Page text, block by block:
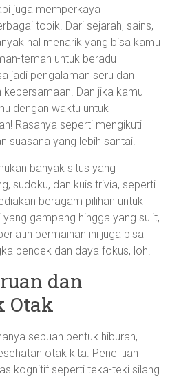
juga memperkaya
topik. Dari sejarah, sains,
hal menarik yang bisa kamu
teman untuk beradu
jadi pengalaman seru dan
Dan jika kamu
dengan waktu untuk
Rasanya seperti mengikuti
suasana yang lebih santai.
banyak situs yang
sudoku, dan kuis trivia, seperti
beragam pilihan untuk
gampang hingga yang sulit,
permainan ini juga bisa
pendek dan daya fokus, loh!
dan
Otak
sebuah bentuk hiburan,
otak kita. Penelitian
kognitif seperti teka-teki silang